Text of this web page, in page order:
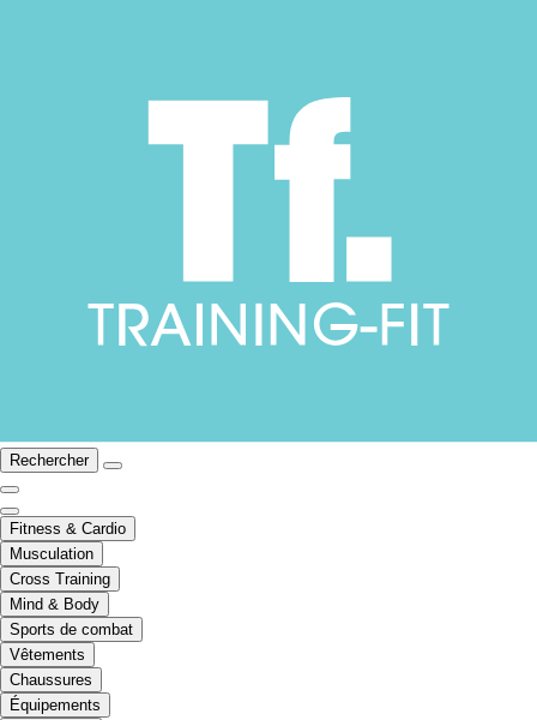
Rechercher
Fitness & Cardio
Musculation
Cross Training
Mind & Body
Sports de combat
Vêtements
Chaussures
Équipements